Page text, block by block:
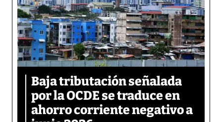
Baja tributación señalada
por la OCDE se traduce en
ahorro corriente negativo a